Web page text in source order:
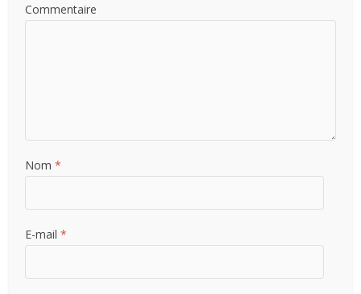
Commentaire
Nom*
E-mail*